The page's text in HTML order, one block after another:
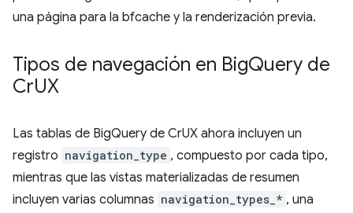
una página para la bfcache y la renderización previa.
Tipos de navegación en BigQuery de
CrUX
Las tablas de BigQuery de CrUX ahora incluyen un
registro navigation_type , compuesto por cada tipo,
mientras que las vistas materializadas de resumen
incluyen varias columnas navigation_types_* , una